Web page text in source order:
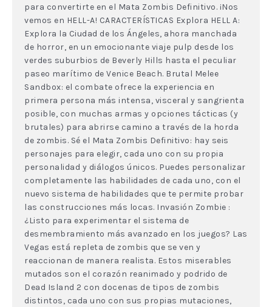
para convertirte en el Mata Zombis Definitivo. ¡Nos
vemos en HELL-A! CARACTERÍSTICAS Explora HELL A:
Explora la Ciudad de los Ángeles, ahora manchada
de horror, en un emocionante viaje pulp desde los
verdes suburbios de Beverly Hills hasta el peculiar
paseo marítimo de Venice Beach. Brutal Melee
Sandbox: el combate ofrece la experiencia en
primera persona más intensa, visceral y sangrienta
posible, con muchas armas y opciones tácticas (y
brutales) para abrirse camino a través de la horda
de zombis. Sé el Mata Zombis Definitivo: hay seis
personajes para elegir, cada uno con su propia
personalidad y diálogos únicos. Puedes personalizar
completamente las habilidades de cada uno, con el
nuevo sistema de habilidades que te permite probar
las construcciones más locas. Invasión Zombie :
¿Listo para experimentar el sistema de
desmembramiento más avanzado en los juegos? Las
Vegas está repleta de zombis que se ven y
reaccionan de manera realista. Estos miserables
mutados son el corazón reanimado y podrido de
Dead Island 2 con docenas de tipos de zombis
distintos, cada uno con sus propias mutaciones,